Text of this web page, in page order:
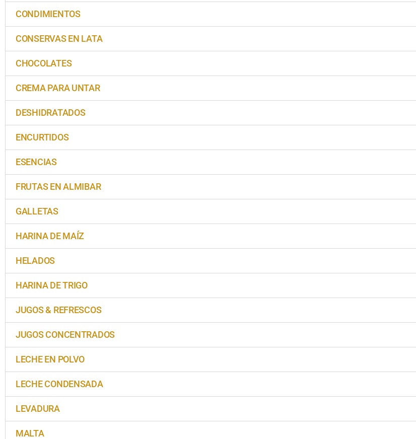
CONDIMIENTOS
CONSERVAS EN LATA
CHOCOLATES
CREMA PARA UNTAR
DESHIDRATADOS
ENCURTIDOS
ESENCIAS
FRUTAS EN ALMIBAR
GALLETAS
HARINA DE MAÍZ
HELADOS
HARINA DE TRIGO
JUGOS & REFRESCOS
JUGOS CONCENTRADOS
LECHE EN POLVO
LECHE CONDENSADA
LEVADURA
MALTA